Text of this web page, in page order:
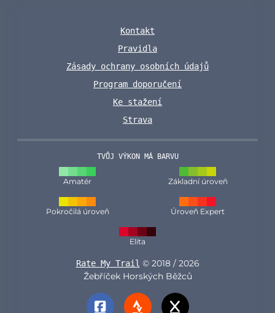
Kontakt
Pravidla
Zásady ochrany osobních údajů
Program doporučení
Ke stažení
Strava
TVŮJ VÝKON MÁ BARVU
Amatér Základní úroveň
Pokročilá úroveň Úroveň Expert
Elita
Rate My Trail © 2018 / 2026
Žebříček Horských Běžců